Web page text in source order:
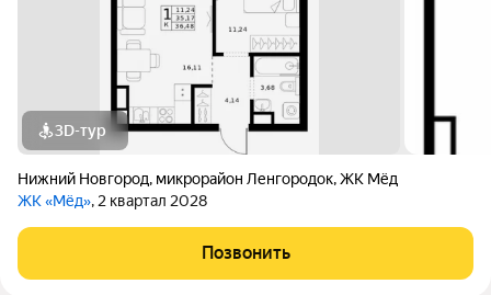
3D-тур
Нижний Новгород, микрорайон Ленгородок,ЖК Мёд
ЖК «Мёд», 2 квартал 2028
Позвонить